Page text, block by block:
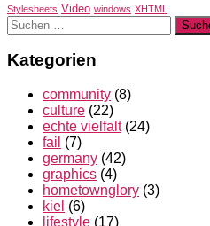
Stylesheets Video windows XHTML
Suchen
nach:
Kategorien
community (8)
culture (22)
echte vielfalt(24)
fail (7)
germany (42)
graphics (4)
hometownglory (3)
kiel (6)
lifestyle (17)